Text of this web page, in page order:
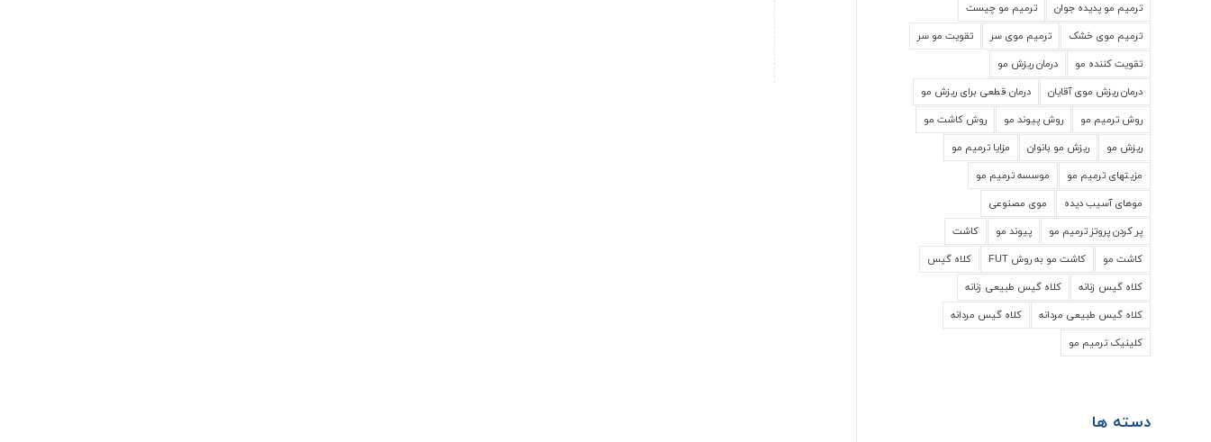
ترمیم مو پدیده جوان
ترمیم مو چیست
ترمیم موی خشک
ترمیم موی سر
تقویت مو سر
تقویت کننده مو
درمان ریزش مو
درمان ریزش موی آقایان
درمان قطعی برای ریزش مو
روش ترمیم مو
روش پیوند مو
روش کاشت مو
ریزش مو
ریزش مو بانوان
مزایا ترمیم مو
مزیتهای ترمیم مو
موسسه ترمیم مو
موهای آسیب دیده
موی مصنوعی
پر کردن پروتز ترمیم مو
پیوند مو
کاشت
کاشت مو
کاشت مو به روش FUT
کلاه گیس
کلاه گیس زنانه
کلاه گیس طبیعی زنانه
کلاه گیس طبیعی مردانه
کلاه گیس مردانه
کلینیک ترمیم مو
دسته ها